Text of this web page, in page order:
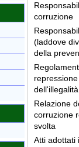
corruzione
(laddove
della
Relazione
corruzione
svolta
Atti adottati